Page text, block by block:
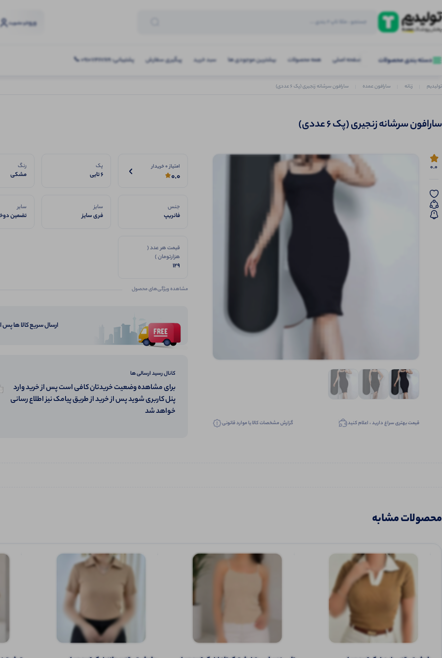
ورودو عضویت
دسته بندی محصولات صفحه اصلی همه محصولات بیشترین موجودی ها سبد خرید پیگیری سفارش پشتیبانی: 09107467619 📞
تولیدیم زنانه سارافون عمده سارافون سرشانه زنجیری (پک 6 عددی)
سارافون سرشانه زنجیری (پک 6 عددی)
0.0
قیمت بهتری سراغ دارید ، اعلام کنید گزارش مشخصات کالا یا موارد قانونی
امتیاز 0 خریدار
0.0
پک
6 تایی
رنگ
مشکی
جنس
فانریپ
سایز
فری سایز
سایر
تضمین
قیمت هر عدد (
هزارتومان )
129
مشاهده ویژگی‌های محصول
ارسال سریع کالا ها
کانال رسید ارسالی ها
برای مشاهده وضعیت خریدتان کافی است پس از خرید وارد
پنل کاربری شوید پس از خرید از طریق پیامک نیز اطلاع رسانی
خواهد شد
محصولات مشابه